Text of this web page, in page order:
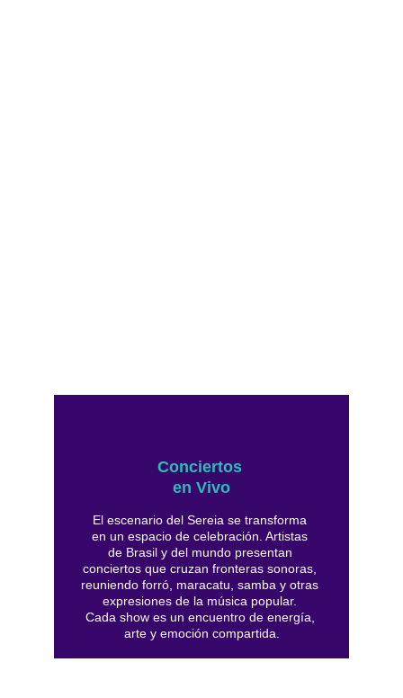
Conciertos
en Vivo
El escenario del Sereia se transforma
en un espacio de celebración. Artistas
de Brasil y del mundo presentan
conciertos que cruzan fronteras sonoras,
reuniendo forró, maracatu, samba y otras
expresiones de la música popular.
Cada show es un encuentro de energía,
arte y emoción compartida.